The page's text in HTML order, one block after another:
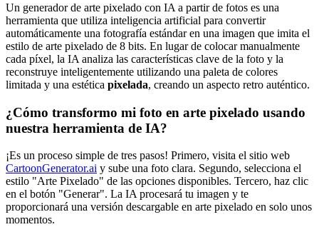
Un generador de arte pixelado con IA a partir de fotos es una
herramienta que utiliza inteligencia artificial para convertir
automáticamente una fotografía estándar en una imagen que imita el
estilo de arte pixelado de 8 bits. En lugar de colocar manualmente
cada píxel, la IA analiza las características clave de la foto y la
reconstruye inteligentemente utilizando una paleta de colores
limitada y una estética pixelada, creando un aspecto retro auténtico.
¿Cómo transformo mi foto en arte pixelado usando
nuestra herramienta de IA?
¡Es un proceso simple de tres pasos! Primero, visita el sitio web
CartoonGenerator.ai y sube una foto clara. Segundo, selecciona el
estilo "Arte Pixelado" de las opciones disponibles. Tercero, haz clic
en el botón "Generar". La IA procesará tu imagen y te
proporcionará una versión descargable en arte pixelado en solo unos
momentos.